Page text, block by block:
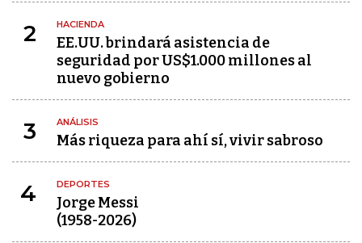
2 HACIENDA
EE.UU. brindará asistencia de
seguridad por US$1.000 millones al
nuevo gobierno
3 ANÁLISIS
Más riqueza para ahí sí, vivir sabroso
4 DEPORTES
Jorge Messi
(1958-2026)